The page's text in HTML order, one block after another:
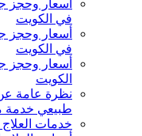
أسعار وحجز
في الكويت
أسعار وحجز
في الكويت
أسعار وحجز
الكويت
نظرة عامة عن
طبيعي خدمة
خدمات